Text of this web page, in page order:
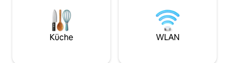
Holzterrassen.
eine Siesta. Im
schöne
aufgestellt, in der
sich nach der
Küche WLAN